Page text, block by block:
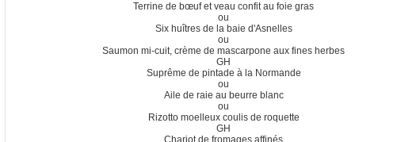
Terrine de bœuf et veau confit au foie gras
ou
Six huîtres de la baie d'Asnelles
ou
Saumon mi-cuit, crème de mascarpone aux fines herbes
GH
Suprême de pintade à la Normande
ou
Aile de raie au beurre blanc
ou
Rizotto moelleux coulis de roquette
GH
Chariot de fromages affinés